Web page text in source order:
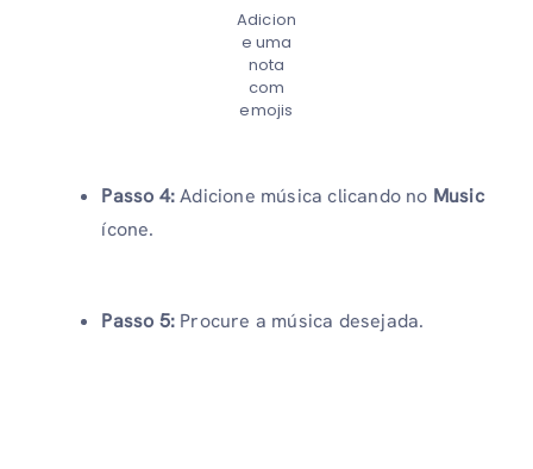
Adicion
e uma
nota
com
emojis
Passo 4:Adicione música clicando no Music
ícone.
Passo 5: Procure a música desejada.